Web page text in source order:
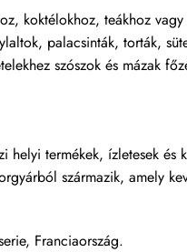
koktélokhoz, teákhoz
palacsinták, torták,
szószok és mázak
helyi termékek, ízletesek
származik, amely
Franciaország.